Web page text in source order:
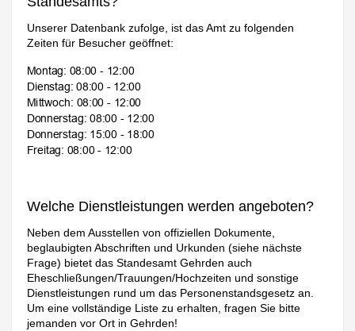
Unserer Datenbank zufolge, ist das Amt zu folgenden
Zeiten für Besucher geöffnet:
Welche Dienstleistungen werden angeboten?
Neben dem Ausstellen von offiziellen Dokumente,
beglaubigten Abschriften und Urkunden (siehe nächste
Frage) bietet das Standesamt Gehrden auch
Eheschließungen/Trauungen/Hochzeiten und sonstige
Dienstleistungen rund um das Personenstandsgesetz an.
Um eine vollständige Liste zu erhalten, fragen Sie bitte
jemanden vor Ort in Gehrden!